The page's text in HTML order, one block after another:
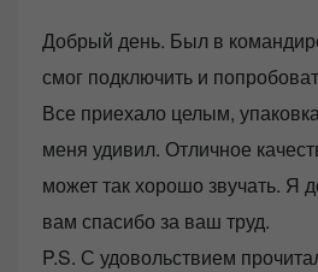
Добрый день. Был в
смог подключить и
Все приехало целым,
меня удивил. Отличное
может так хорошо звучать. Я
вам спасибо за ваш труд.
P.S. С удовольствием